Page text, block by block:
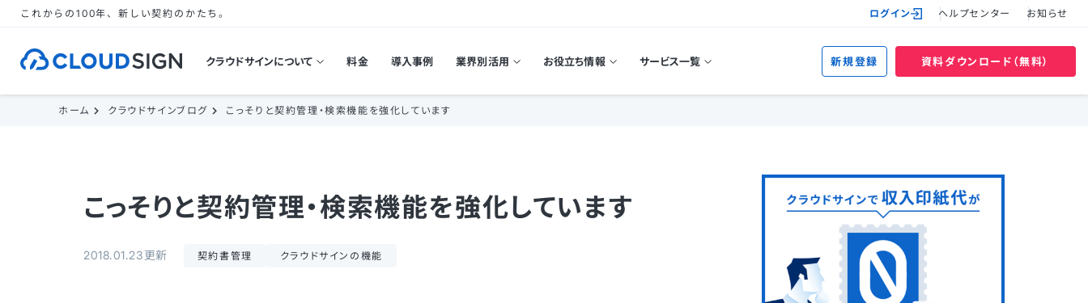
これからの100年、新しい契約のかたち。 ログイン ヘルプセンター お知らせ
クラウドサインについて 料金 導入事例 業界別活用 お役立ち情報 サービス一覧 新規登録 資料ダウンロード（無料）
ホーム クラウドサインブログ こっそりと契約管理・検索機能を強化しています
こっそりと契約管理・検索機能を強化しています
2018.01.23更新 契約書管理 クラウドサインの機能